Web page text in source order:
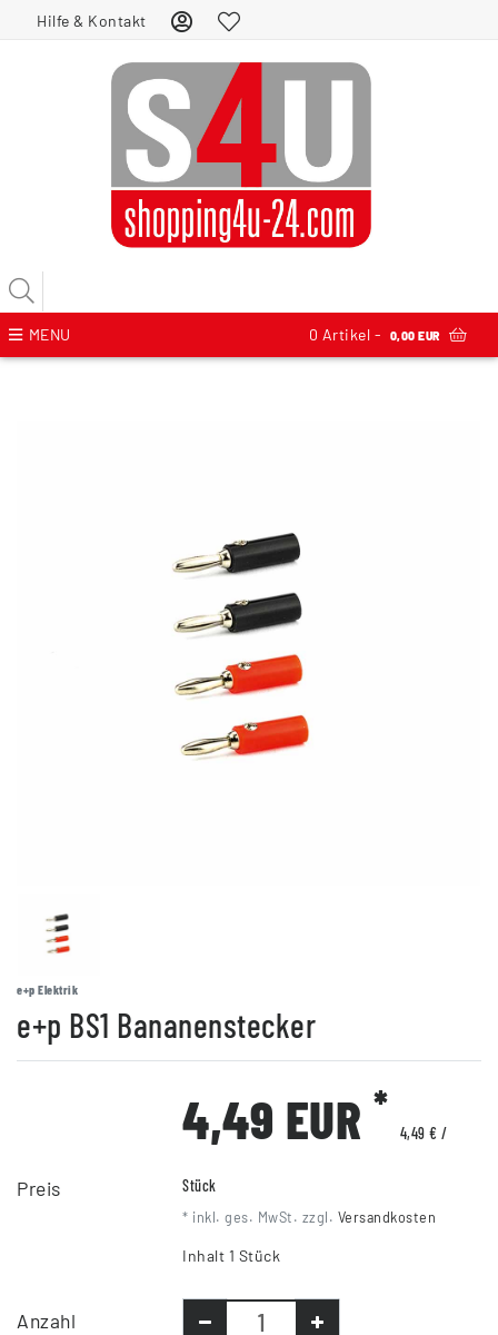
Hilfe & Kontakt
MENU 0 Artikel - 0,00 EUR
e+p Elektrik
e+p BS1 Bananenstecker
Preis
4,49 EUR *
4,49 € /
Stück
* inkl. ges. MwSt. zzgl. Versandkosten
Inhalt 1 Stück
Anzahl